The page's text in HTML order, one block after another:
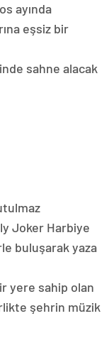
ayında
eşsiz bir
sahne alacak
Joker Harbiye
buluşarak yaza
yere sahip olan
şehrin müzik